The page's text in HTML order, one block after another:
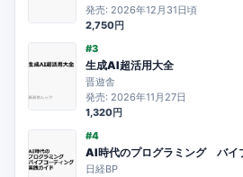
発売: 2026年12月31日頃
2,750円
#3
生成AI超活用大全
晋遊舎
発売: 2026年11月27日
1,320円
#4
AI時代のプログラミング バイ
日経BP